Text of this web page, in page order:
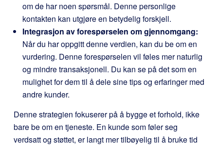
om de har noen spørsmål. Denne personlige
kontakten kan utgjøre en betydelig forskjell.
Integrasjon av forespørselen om gjennomgang:
Når du har oppgitt denne verdien, kan du be om en
vurdering. Denne forespørselen vil føles mer naturlig
og mindre transaksjonell. Du kan se på det som en
mulighet for dem til å dele sine tips og erfaringer med
andre kunder.
Denne strategien fokuserer på å bygge et forhold, ikke
bare be om en tjeneste. En kunde som føler seg
verdsatt og støttet, er langt mer tilbøyelig til å bruke tid